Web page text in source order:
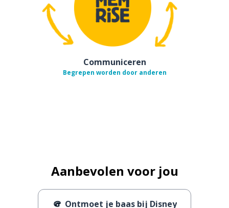
Communiceren
Begrepen worden door anderen
Aanbevolen voor jou
Ontmoet je baas bij Disney